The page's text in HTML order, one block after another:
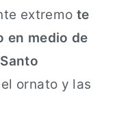
extremo te
en medio de
ornato y las